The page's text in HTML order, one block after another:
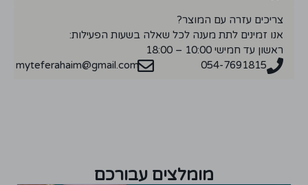
צריכים עזרה עם המוצר?
אנו זמינים לתת מענה לכל שאלה בשעות הפעילות:
ראשון עד חמישי 10:00 – 18:00
054-7691815
myteferahaim@gmail.com
מומלצים עבורכם